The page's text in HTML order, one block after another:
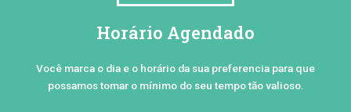
Horário Agendado
Você marca o dia e o horário da sua preferencia para que
possamos tomar o mínimo do seu tempo tão valioso.